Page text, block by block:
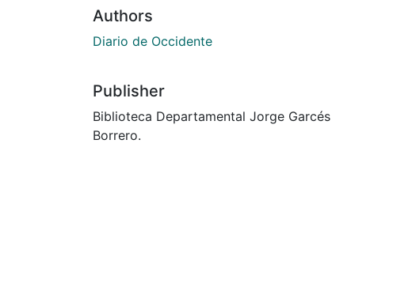
Authors
Diario de Occidente
Publisher
Biblioteca Departamental Jorge Garcés
Borrero.